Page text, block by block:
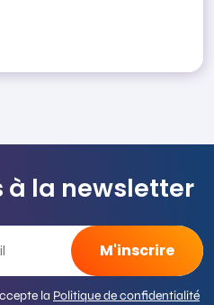
à la newsletter
la Politique de confidentialité